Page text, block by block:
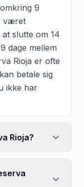
9
været
slutte om 14
dage mellem
Rioja er ofte
betale sig
ikke har
Rioja?